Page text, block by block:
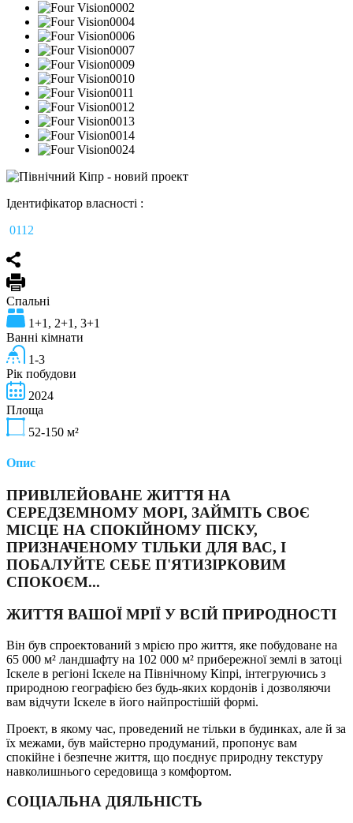
Ідентифікатор власності :
0112
Спальні
1+1, 2+1, 3+1
Ванні кімнати
1-3
Рік побудови
2024
Площа
52-150 м²
Опис
ПРИВІЛЕЙОВАНЕ ЖИТТЯ НА
СЕРЕДЗЕМНОМУ МОРІ, ЗАЙМІТЬ СВОЄ
МІСЦЕ НА СПОКІЙНОМУ ПІСКУ,
ПРИЗНАЧЕНОМУ ТІЛЬКИ ДЛЯ ВАС, І
ПОБАЛУЙТЕ СЕБЕ П'ЯТИЗІРКОВИМ
СПОКОЄМ...
ЖИТТЯ ВАШОЇ МРІЇ У ВСІЙ ПРИРОДНОСТІ
Він був спроектований з мрією про життя, яке побудоване на
65 000 м² ландшафту на 102 000 м² прибережної землі в затоці
Іскеле в регіоні Іскеле на Північному Кіпрі, інтегруючись з
природною географією без будь-яких кордонів і дозволяючи
вам відчути Іскеле в його найпростішій формі.
Проект, в якому час, проведений не тільки в будинках, але й за
їх межами, був майстерно продуманий, пропонує вам
спокійне і безпечне життя, що поєднує природну текстуру
навколишнього середовища з комфортом.
СОЦІАЛЬНА ДІЯЛЬНІСТЬ